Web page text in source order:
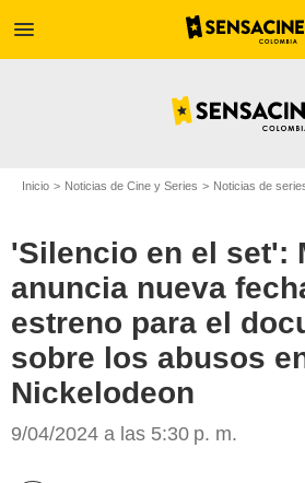
menu
Inicio Noticias de Cine y Series Noticias de
'Silencio en el set':
anuncia nueva
estreno para el
sobre los abusos
Nickelodeon
9/04/2024 a las 5:30 p. m.